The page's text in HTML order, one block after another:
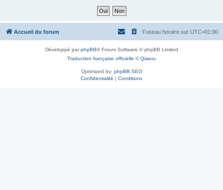
h
Accueil du forum Fuseau horaire sur UTC+01:00
Développé parphpBB® Forum Software © phpBB Limited
Traduction française officielle ©Qiaeru
Optimized by: phpBB SEO
Confidentialité | Conditions